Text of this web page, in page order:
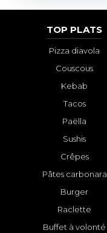
TOP PLATS
Pizza diavola
Couscous
Kebab
Tacos
Paëlla
Sushis
Crêpes
Pâtes carbonara
Burger
Raclette
Buffet à volonté